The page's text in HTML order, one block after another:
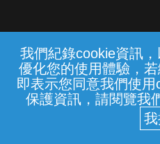
我們紀錄cookie資訊
優化您的使用體驗，
即表示您同意我們使
保護資訊，請閱覽我
常見問題 線上客服
中華電信股份有限
(統一編號：